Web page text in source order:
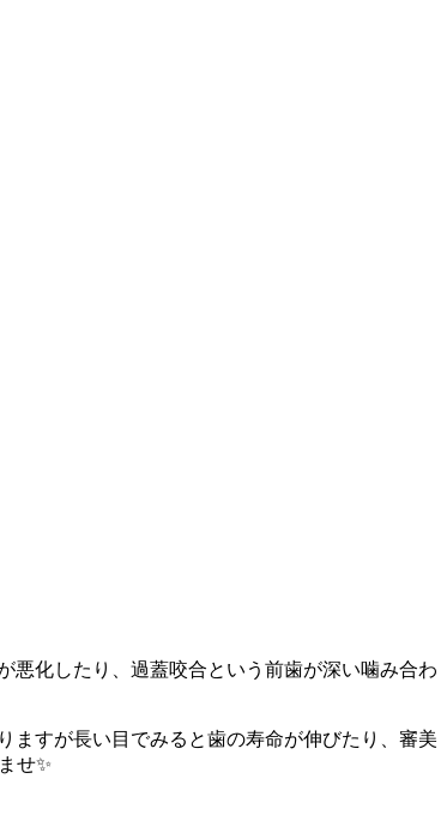
悪化したり、過蓋咬合という前歯が深い噛み合わ
ますが長い目でみると歯の寿命が伸びたり、審美
せ✨